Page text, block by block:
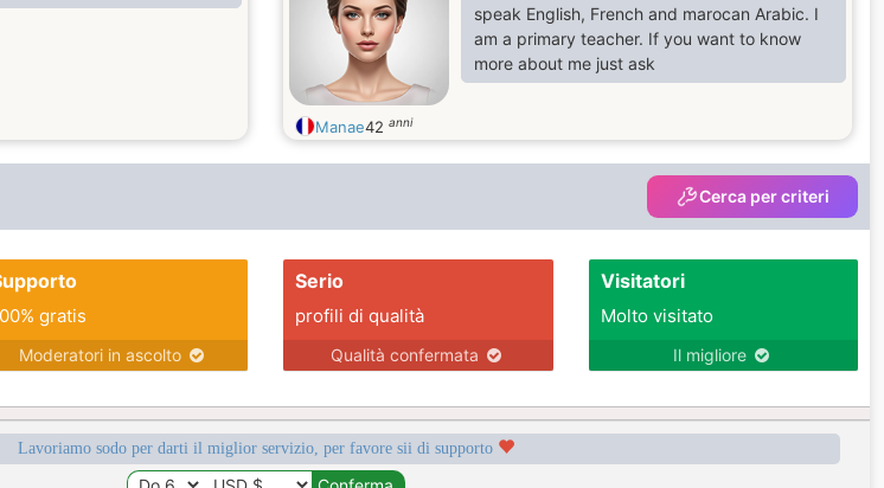
speak English, French and marocan Arabic. I
am a primary teacher. If you want to know
more about me just ask
Manae42 anni
Cerca per criteri
gratis
Moderatori in ascolto
Serio
profili di qualità
Qualità confermata
Visitatori
Molto visitato
Il migliore
Lavoriamo sodo per darti il miglior servizio, per favore sii di supporto